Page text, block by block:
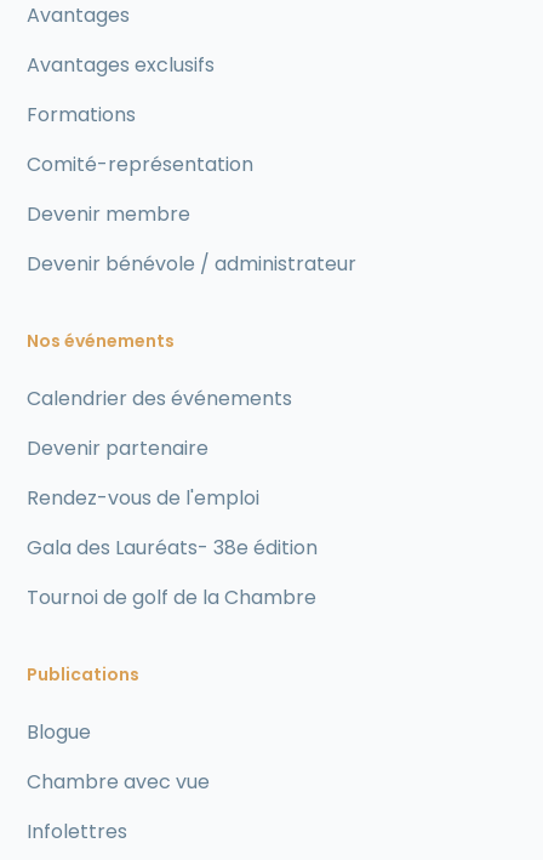
Avantages
Avantages exclusifs
Formations
Comité-représentation
Devenir membre
Devenir bénévole / administrateur
Nos événements
Calendrier des événements
Devenir partenaire
Rendez-vous de l'emploi
Gala des Lauréats- 38e édition
Tournoi de golf de la Chambre
Publications
Blogue
Chambre avec vue
Infolettres